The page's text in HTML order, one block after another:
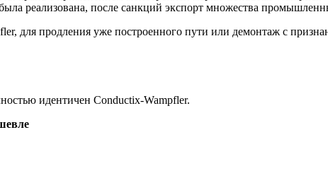
реализована, после санкций экспорт множества
для продления уже построенного пути или демонтаж с
идентичен Conductix-Wampfler.